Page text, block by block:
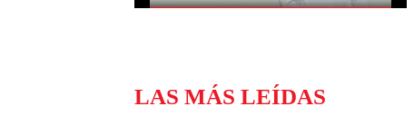
LAS MÁS LEÍDAS